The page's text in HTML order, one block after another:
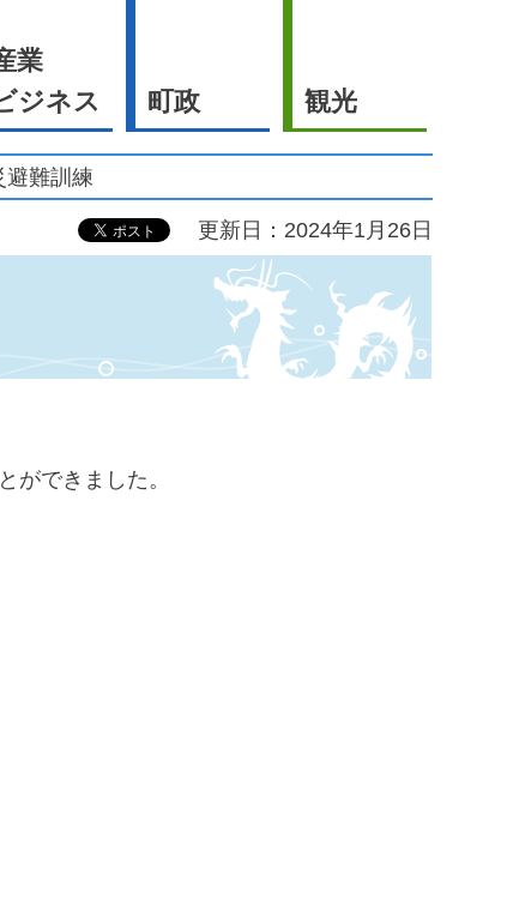
業
ジネス
町政 観光
避難訓練
更新日：2024年1月26日
ができました。